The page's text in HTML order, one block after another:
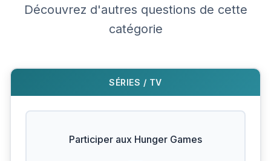
Découvrez d'autres questions de cette
catégorie
SÉRIES / TV
Participer aux Hunger Games